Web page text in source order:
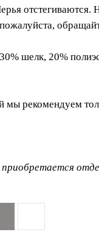
отстегиваются.
шелк, 20%
мы рекомендуем